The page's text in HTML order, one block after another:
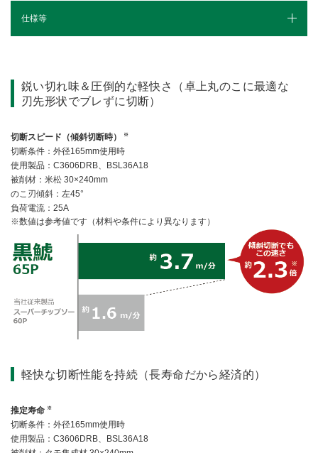
仕様等
鋭い切れ味＆圧倒的な軽快さ（卓上丸のこに最適な
刃先形状でブレずに切断）
切断スピード（傾斜切断時） ※
切断条件：外径165mm使用時
使用製品：C3606DRB、BSL36A18
被削材：米松 30×240mm
のこ刃傾斜：左45°
負荷電流：25A
数値は参考値です（材料や条件により異なります）
軽快な切断性能を持続（長寿命だから経済的）
推定寿命 ※
切断条件：外径165mm使用時
使用製品：C3606DRB、BSL36A18